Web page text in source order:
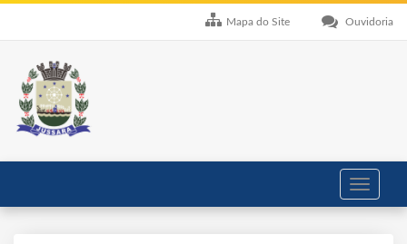
Ouvidoria
Mapa do Site
Toggle